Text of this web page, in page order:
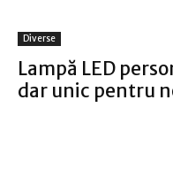
Diverse
Lampă LED
dar unic pentru